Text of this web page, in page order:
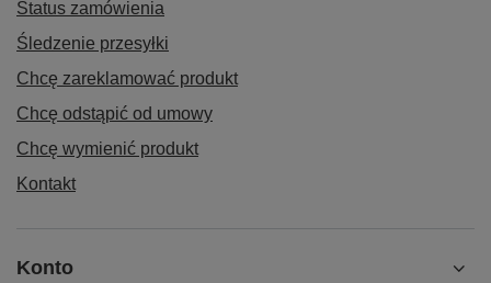
Status zamówienia
Śledzenie przesyłki
Chcę zareklamować produkt
Chcę odstąpić od umowy
Chcę wymienić produkt
Kontakt
Konto